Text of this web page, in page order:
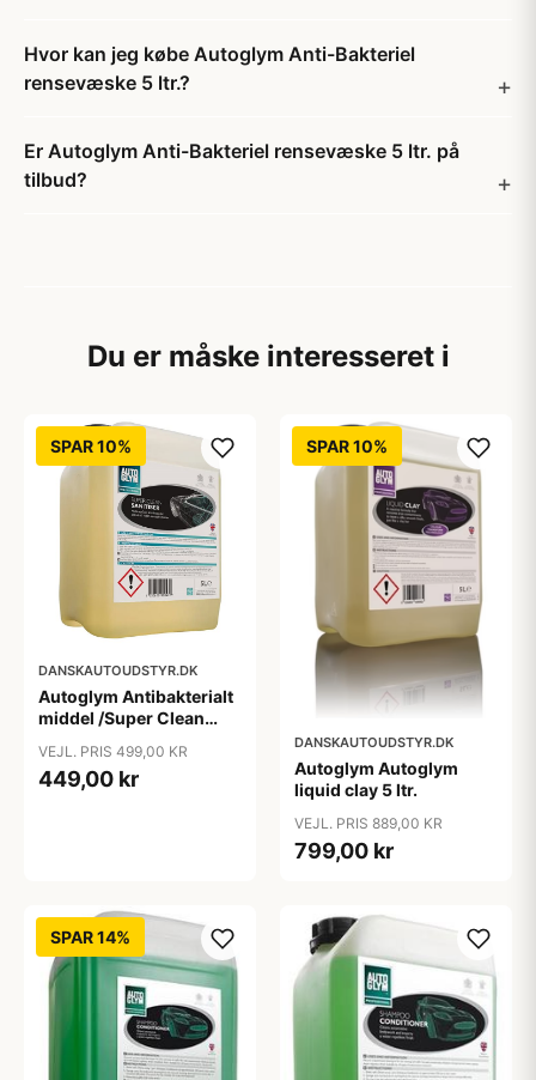
Hvor kan jeg købe Autoglym Anti-Bakteriel
rensevæske 5 ltr.?
Er Autoglym Anti-Bakteriel rensevæske 5 ltr. på
tilbud?
Du er måske interesseret i
SPAR 10%
DANSKAUTOUDSTYR.DK
Autoglym Antibakterialt
middel /Super Clean
VEJL. PRIS 499,00 KR
449,00 kr
SPAR 10%
DANSKAUTOUDSTYR.DK
Autoglym Autoglym
liquid clay 5 ltr.
VEJL. PRIS 889,00 KR
799,00 kr
SPAR 14%